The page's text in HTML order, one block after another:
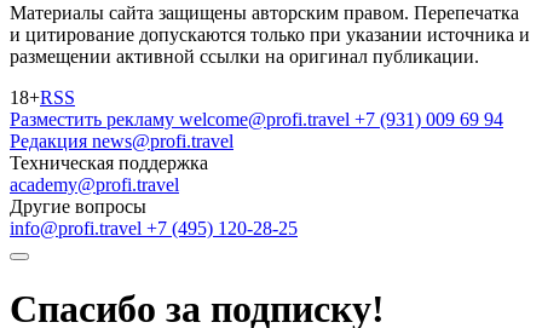
Материалы сайта защищены авторским правом. Перепечатка
и цитирование допускаются только при указании источника и
размещении активной ссылки на оригинал публикации.
18+RSS
Разместить рекламу welcome@profi.travel +7 (931) 009 69 94
Редакция news@profi.travel
Техническая поддержка
academy@profi.travel
Другие вопросы
info@profi.travel +7 (495) 120-28-25
Спасибо за подписку!